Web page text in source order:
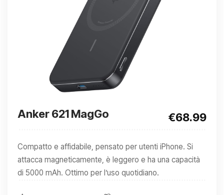
Anker 621 MagGo €68.99
Compatto e affidabile, pensato per utenti iPhone. Si
attacca magneticamente, è leggero e ha una capacità
di 5000 mAh. Ottimo per l’uso quotidiano.